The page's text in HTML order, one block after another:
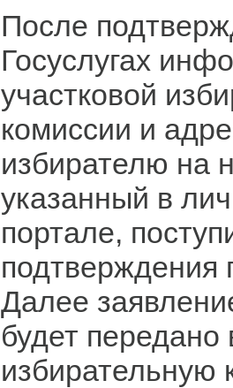
После
Госуслугах
участковой
комиссии и
избирателю на
указанный в
портале,
подтверждения
Далее
будет передано
избирательную